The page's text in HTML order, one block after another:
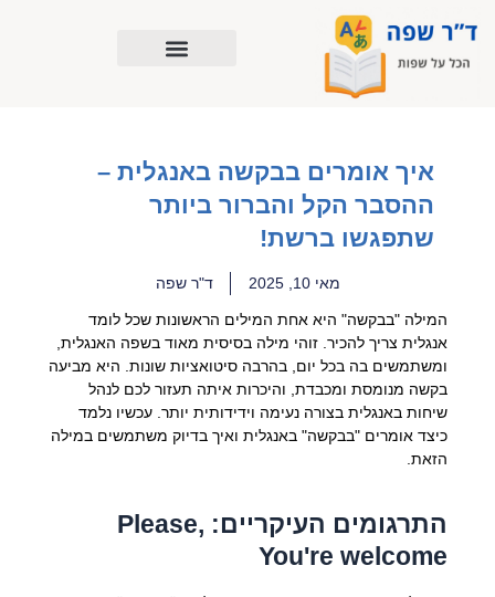
לתוכן
איך אומרים בבקשה באנגלית –
ההסבר הקל והברור ביותר
שתפגשו ברשת!
מאי 10, 2025 ד"ר שפה
המילה "בבקשה" היא אחת המילים הראשונות שכל לומד
אנגלית צריך להכיר. זוהי מילה בסיסית מאוד בשפה האנגלית,
ומשתמשים בה בכל יום, בהרבה סיטואציות שונות. היא מביעה
בקשה מנומסת ומכבדת, והיכרות איתה תעזור לכם לנהל
שיחות באנגלית בצורה נעימה וידידותית יותר. עכשיו נלמד
כיצד אומרים "בבקשה" באנגלית ואיך בדיוק משתמשים במילה
הזאת.
התרגומים העיקריים: Please,
You're welcome